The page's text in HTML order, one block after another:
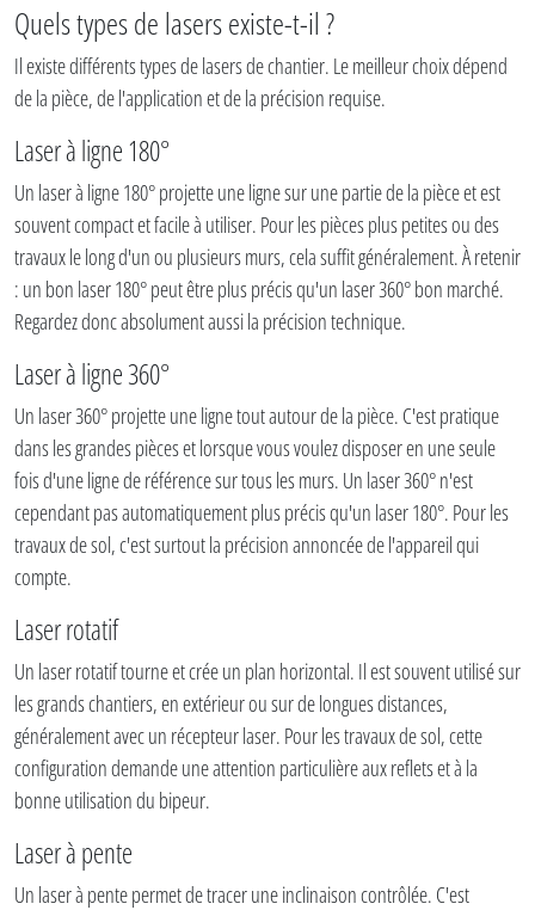
Quels types de lasers existe-t-il ?
Il existe différents types de lasers de chantier. Le meilleur choix dépend
de la pièce, de l'application et de la précision requise.
Laser à ligne 180°
Un laser à ligne 180° projette une ligne sur une partie de la pièce et est
souvent compact et facile à utiliser. Pour les pièces plus petites ou des
travaux le long d'un ou plusieurs murs, cela suffit généralement. À retenir
: un bon laser 180° peut être plus précis qu'un laser 360° bon marché.
Regardez donc absolument aussi la précision technique.
Laser à ligne 360°
Un laser 360° projette une ligne tout autour de la pièce. C'est pratique
dans les grandes pièces et lorsque vous voulez disposer en une seule
fois d'une ligne de référence sur tous les murs. Un laser 360° n'est
cependant pas automatiquement plus précis qu'un laser 180°. Pour les
travaux de sol, c'est surtout la précision annoncée de l'appareil qui
compte.
Laser rotatif
Un laser rotatif tourne et crée un plan horizontal. Il est souvent utilisé sur
les grands chantiers, en extérieur ou sur de longues distances,
généralement avec un récepteur laser. Pour les travaux de sol, cette
configuration demande une attention particulière aux reflets et à la
bonne utilisation du bipeur.
Laser à pente
Un laser à pente permet de tracer une inclinaison contrôlée. C'est